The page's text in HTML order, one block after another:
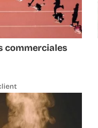
commerciales